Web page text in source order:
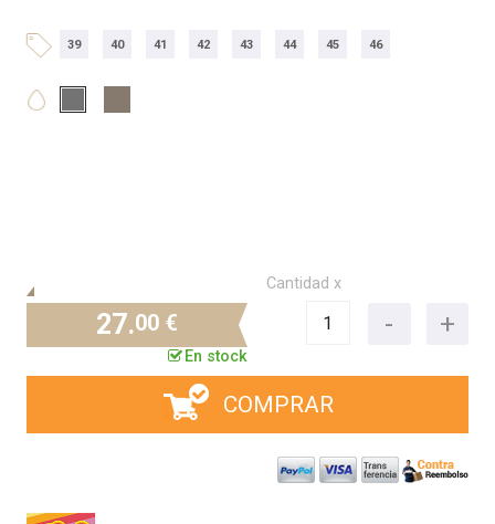
39 40 41 42 43 44 45 46
27.00 €
En stock
Cantidad x
COMPRAR